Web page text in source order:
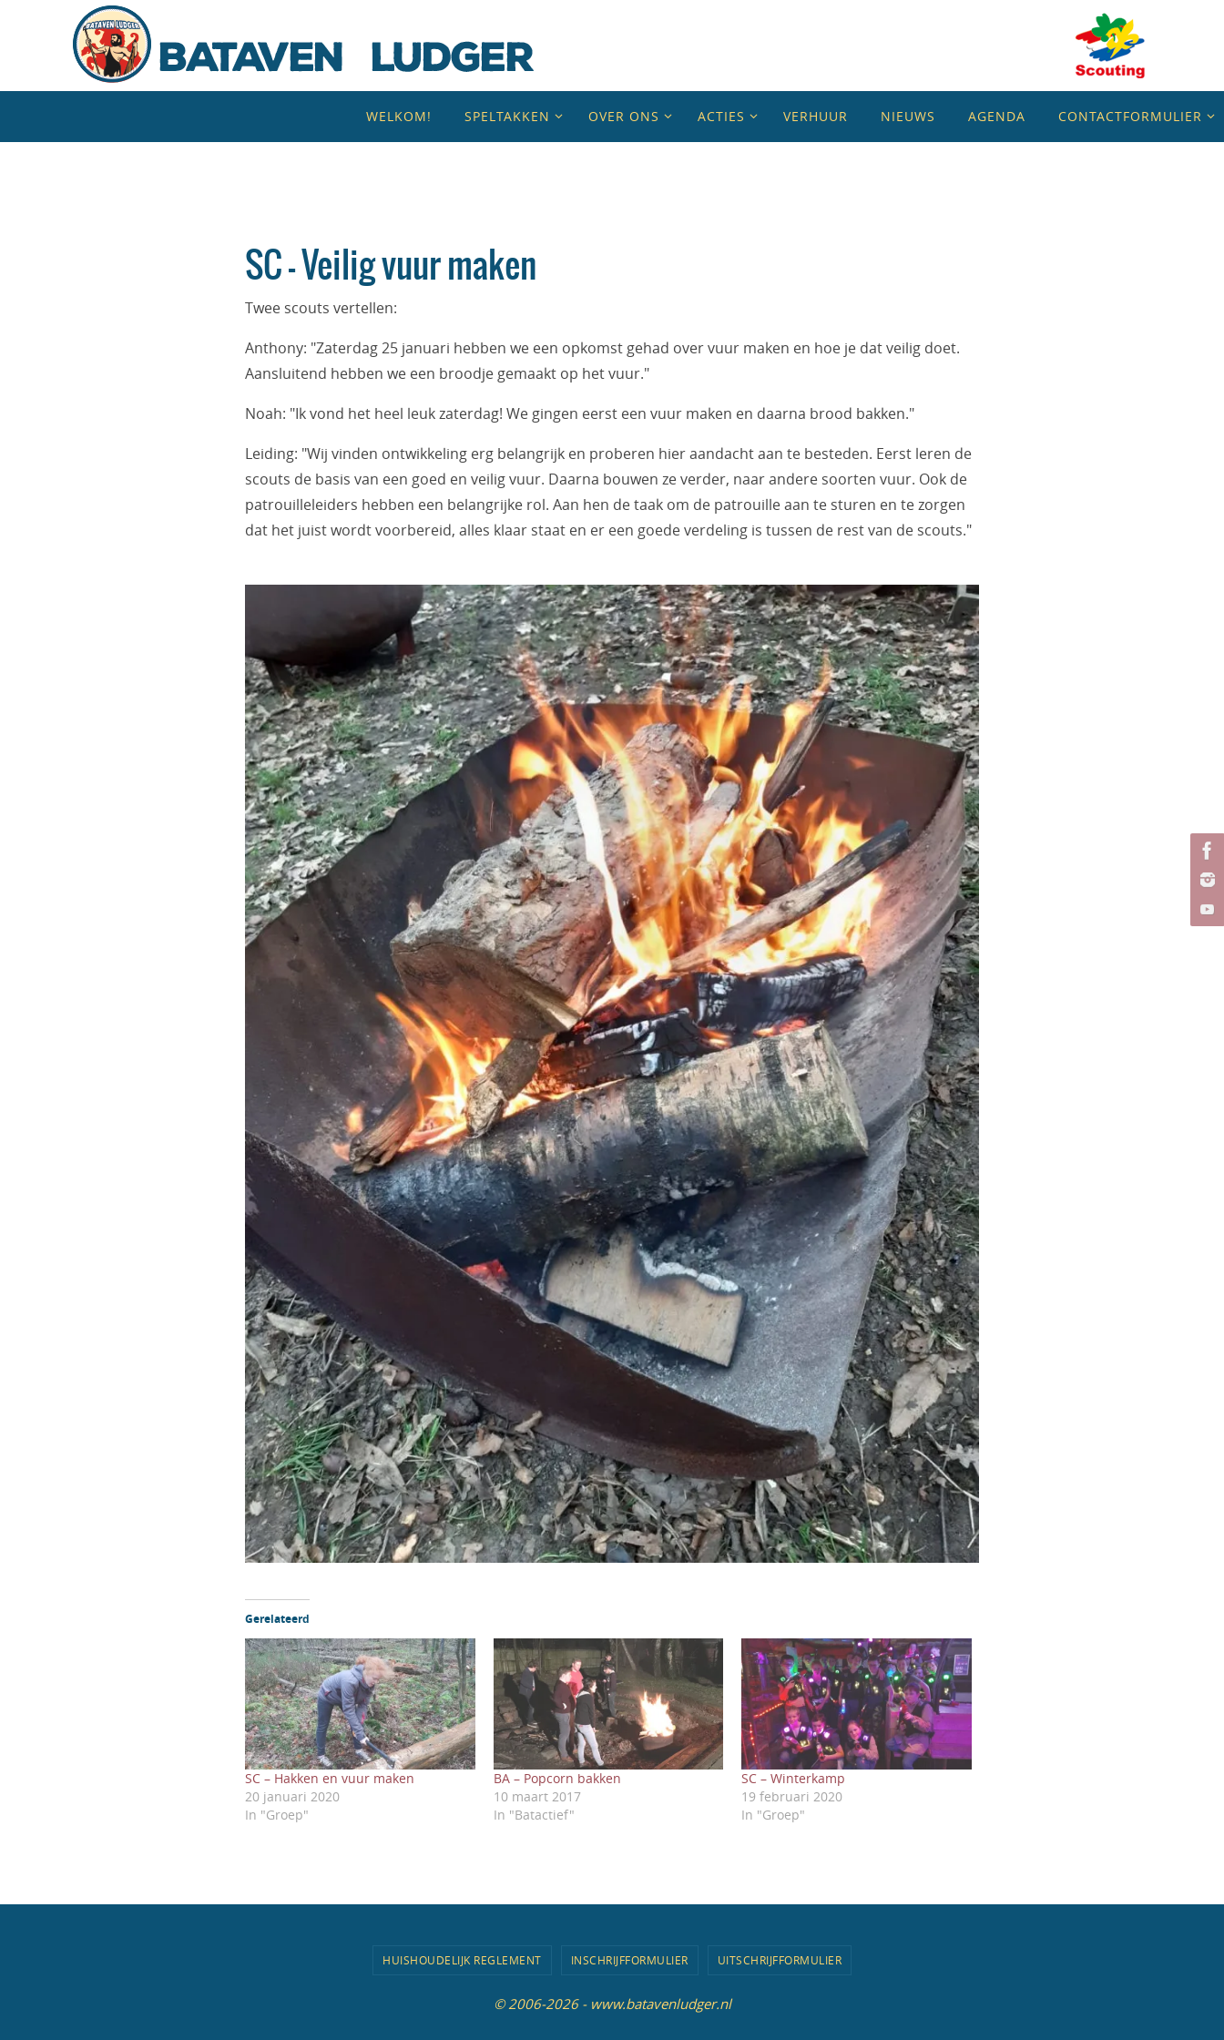
springen
inhoud
WELKOM! SPELTAKKEN OVER ONS ACTIES VERHUUR NIEUWS AGENDA CONTACTFORMULIER
SC – Veilig vuur maken
Twee scouts vertellen:
Anthony: "Zaterdag 25 januari hebben we een opkomst gehad over vuur maken en hoe je dat veilig doet.
Aansluitend hebben we een broodje gemaakt op het vuur."
Noah: "Ik vond het heel leuk zaterdag! We gingen eerst een vuur maken en daarna brood bakken."
Leiding: "Wij vinden ontwikkeling erg belangrijk en proberen hier aandacht aan te besteden. Eerst leren de
scouts de basis van een goed en veilig vuur. Daarna bouwen ze verder, naar andere soorten vuur. Ook de
patrouilleleiders hebben een belangrijke rol. Aan hen de taak om de patrouille aan te sturen en te zorgen
dat het juist wordt voorbereid, alles klaar staat en er een goede verdeling is tussen de rest van de scouts."
Gerelateerd
SC – Hakken en vuur maken
20 januari 2020
In "Groep"
BA – Popcorn bakken
10 maart 2017
In "Batactief"
SC – Winterkamp
19 februari 2020
In "Groep"
HUISHOUDELIJK REGLEMENT INSCHRIJFFORMULIER UITSCHRIJFFORMULIER
© 2006-2026 - www.batavenludger.nl